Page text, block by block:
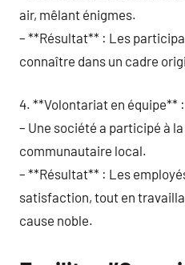
air, mêlant énigmes.
– **Résultat** : Les
connaître dans un cadre
4. **Volontariat en équipe** :
– Une société a participé à
communautaire local.
– **Résultat** : Les
satisfaction, tout en
cause noble.